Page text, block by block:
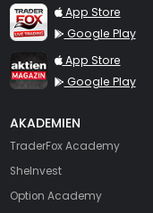
TraderFox Live Trading
App Store
Google Play
TraderFox aktien
App Store
Google Play
AKADEMIEN
TraderFox Academy
SheInvest
Option Academy